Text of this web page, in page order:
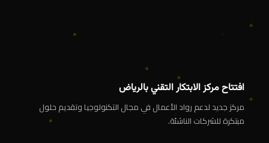
افتتاح مركز الابتكار التقني بالرياض
مركز جديد لدعم رواد الأعمال في مجال التكنولوجيا وتقديم حلول
مبتكرة للشركات الناشئة.